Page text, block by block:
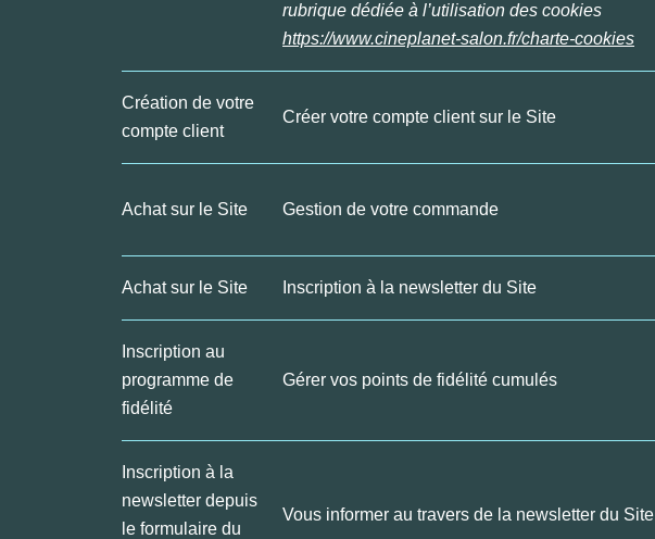
rubrique dédiée à l’utilisation des cookies
https://www.cineplanet-salon.fr/charte-cookies
Création de votre
compte client
Créer votre compte client sur le Site
Achat sur le Site Gestion de votre commande
Achat sur le Site Inscription à la newsletter du Site
Inscription au
programme de
fidélité
Gérer vos points de fidélité cumulés
Inscription à la
newsletter depuis
le formulaire du
Vous informer au travers de la newsletter du Site